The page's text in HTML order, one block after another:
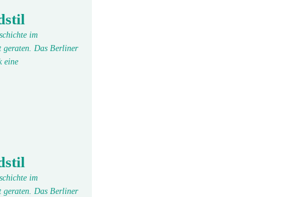
im
geraten. Das Berliner
eine
im
geraten. Das Berliner